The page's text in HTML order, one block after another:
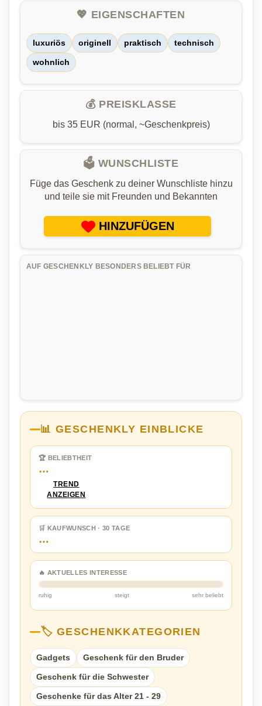
💖 EIGENSCHAFTEN
luxuriös originell praktisch technisch
wohnlich
💰 PREISKLASSE
bis 35 EUR (normal, ~Geschenkpreis)
🗳️ WUNSCHLISTE
Füge das Geschenk zu deiner Wunschliste hinzu
und teile sie mit Freunden und Bekannten
HINZUFÜGEN
AUF GESCHENKLY BESONDERS BELIEBT FÜR
📊 GESCHENKLY EINBLICKE
🏆 BELIEBTHEIT
…
TREND
ANZEIGEN
🛒 KAUFWUNSCH · 30 TAGE
…
🔥 AKTUELLES INTERESSE
ruhig steigt sehr beliebt
🏷️ GESCHENKKATEGORIEN
Gadgets Geschenk für den Bruder
Geschenk für die Schwester
Geschenke für das Alter 21 - 29